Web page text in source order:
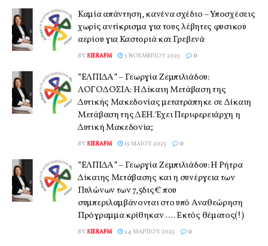
Καμία απάντηση, κανένα σχέδιο – Υποσχέσεις
χωρίς αντίκρισμα για τους λέβητες φυσικού
αερίου για Καστοριά και Γρεβενά
BY SIERAFM 5 ΝΟΕΜΒΡΊΟΥ 2025 0
“ΕΛΠΙΔΑ” – Γεωργία Ζεμπιλιάδου:
ΛΟΓΟΔΟΣΙΑ: Η Δίκαιη Μετάβαση της
Δυτικής Μακεδονίας μετατράπηκε σε Δίκαιη
Μετάβαση της ΔΕΗ. Έχει Περιφερειάρχη η
Δυτική Μακεδονία;
BY SIERAFM 19 ΜΑΪ́ΟΥ 2025 0
“ΕΛΠΙΔΑ” – Γεωργία Ζεμπιλιάδου: Η Ρήτρα
Δίκαιης Μετάβασης και η συνέργεια των
Πυλώνων των 7,5δις€ που
συμπεριλαμβάνονται στο υπό Αναθεώρηση
Πρόγραμμα κρίθηκαν …. Εκτός θέματος(!)
BY SIERAFM 24 ΜΑΡΤΊΟΥ 2025 0